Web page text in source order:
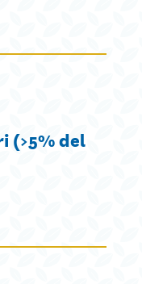
(>5% del